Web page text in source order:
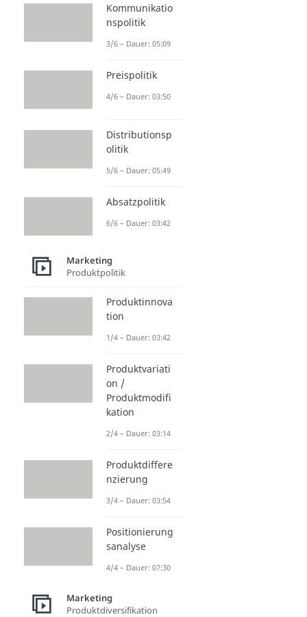
Kommunikatio
nspolitik
3/6 – Dauer: 05:09
Preispolitik
4/6 – Dauer: 03:50
Distributionsp
olitik
5/6 – Dauer: 05:49
Absatzpolitik
6/6 – Dauer: 03:42
Marketing
Produktpolitik
Produktinnova
tion
1/4 – Dauer: 03:42
Produktvariati
on /
Produktmodifi
kation
2/4 – Dauer: 03:14
Produktdiffere
nzierung
3/4 – Dauer: 03:54
Positionierung
sanalyse
4/4 – Dauer: 07:30
Marketing
Produktdiversifikation